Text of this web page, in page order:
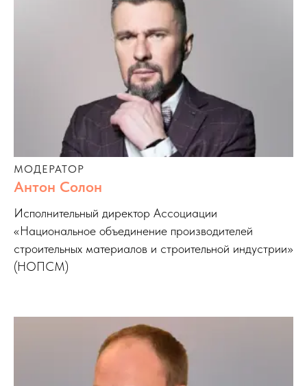
МОДЕРАТОР
Антон Солон
Исполнительный директор Ассоциации
«Национальное объединение производителей
строительных материалов и строительной индустрии»
(НОПСМ)